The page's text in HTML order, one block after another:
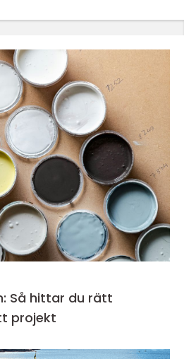
Så hittar du rätt
projekt